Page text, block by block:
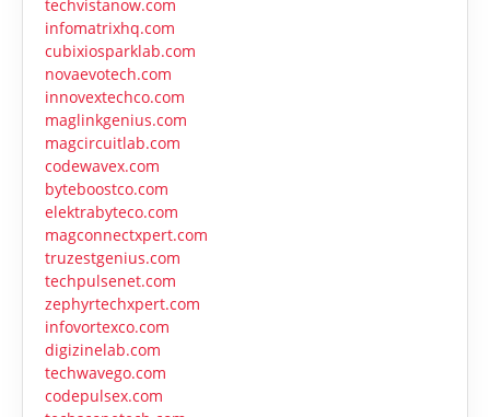
techvistanow.com
infomatrixhq.com
cubixiosparklab.com
novaevotech.com
innovextechco.com
maglinkgenius.com
magcircuitlab.com
codewavex.com
byteboostco.com
elektrabyteco.com
magconnectxpert.com
truzestgenius.com
techpulsenet.com
zephyrtechxpert.com
infovortexco.com
digizinelab.com
techwavego.com
codepulsex.com